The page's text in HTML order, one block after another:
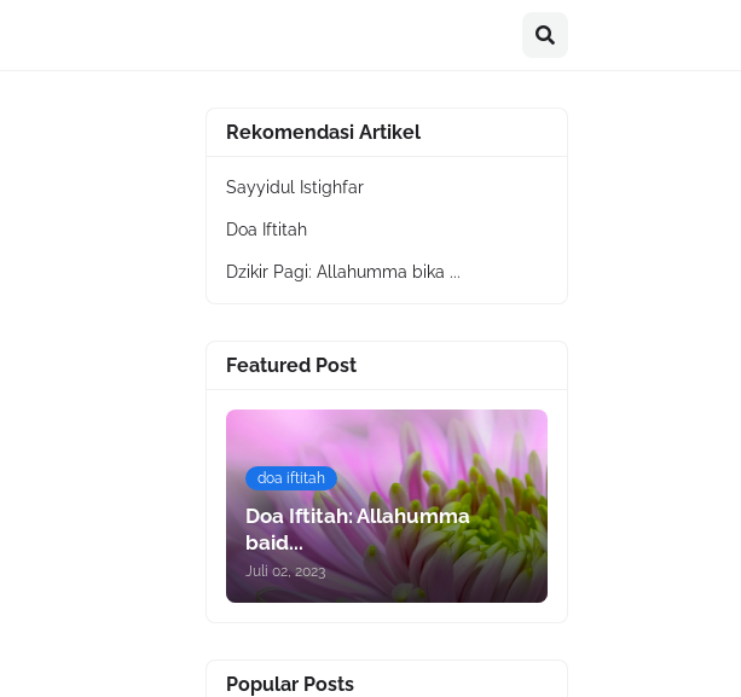
Rekomendasi Artikel
Sayyidul Istighfar
Doa Iftitah
Dzikir Pagi: Allahumma bika ...
Featured Post
doa iftitah
Doa Iftitah: Allahumma
baid...
Juli 02, 2023
Popular Posts